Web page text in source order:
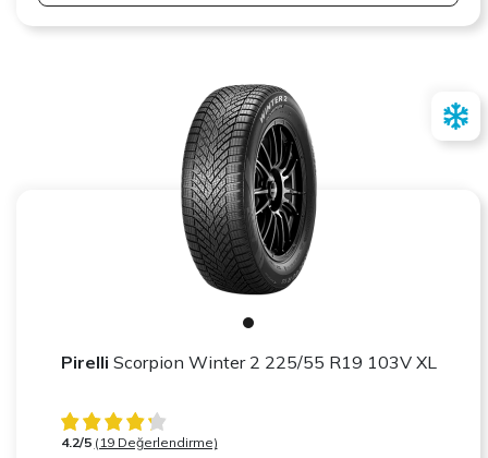
Pirelli Scorpion Winter 2 225/55 R19 103V XL
4.2/5 (19 Değerlendirme)